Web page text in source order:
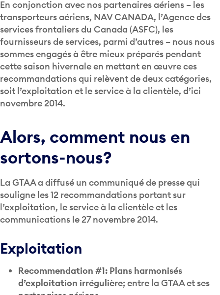
transporteurs aériens, NAV CANADA, l’Agence des
services frontaliers du Canada (ASFC), les
fournisseurs de services, parmi d’autres – nous nous
sommes engagés à être mieux préparés pendant
cette saison hivernale en mettant en œuvre ces
recommandations qui relèvent de deux catégories,
soit l’exploitation et le service à la clientèle, d’ici
novembre 2014.
Alors, comment nous en
sortons-nous?
souligne les 12 recommandations portant sur
l’exploitation, le service à la clientèle et les
communications le 27 novembre 2014.
Recommendation #1: Plans harmonisés
d’exploitation irrégulière; entre la GTAA et ses
partenaires aériens.